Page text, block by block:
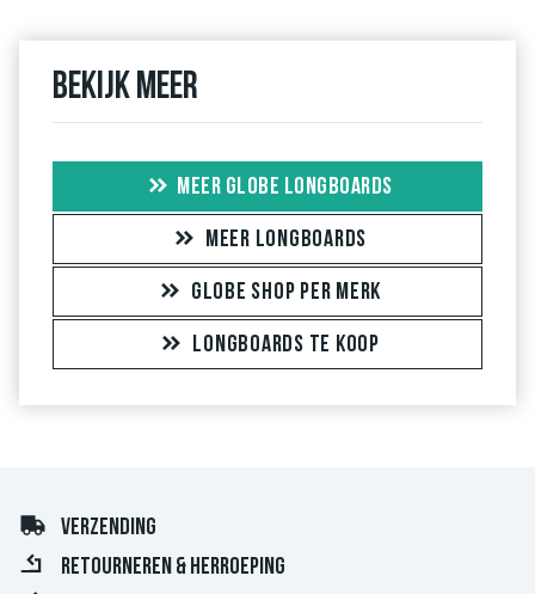
Bekijk meer
MEER GLOBE LONGBOARDS
MEER LONGBOARDS
GLOBE SHOP PER MERK
LONGBOARDS TE KOOP
VERZENDING
RETOURNEREN & HERROEPING